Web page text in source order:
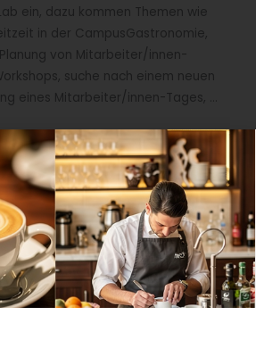
ein, dazu kommen Themen wie
in der CampusGastronomie,
von Mitarbeiter/innen-
suche nach einem neuen
eines Mitarbeiter/innen-Tages, …
bereits für das Studentenwerk
ist Ihnen in dieser Zeit besonders
Göttingen ist natürlich sehr
habe ich viele interessante
– sowohl im Unternehmen aber
Familie.
ich herausgreifen: Die